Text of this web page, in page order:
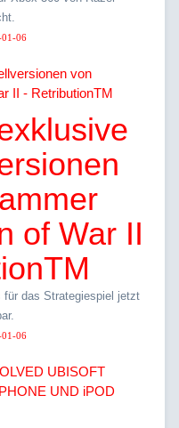
06
of War II
das Strategiespiel jetzt
06